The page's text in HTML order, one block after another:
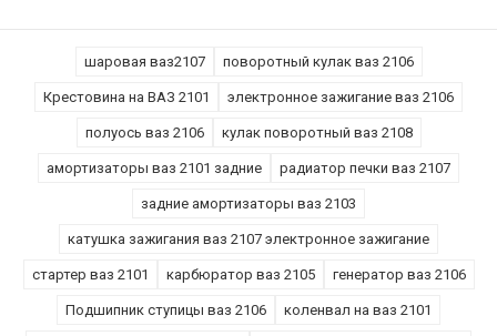
шаровая ваз2107 поворотный кулак ваз 2106
Крестовина на ВАЗ 2101 электронное зажигание ваз 2106
полуось ваз 2106 кулак поворотный ваз 2108
амортизаторы ваз 2101 задние радиатор печки ваз 2107
задние амортизаторы ваз 2103
катушка зажигания ваз 2107 электронное зажигание
стартер ваз 2101 карбюратор ваз 2105 генератор ваз 2106
Подшипник ступицы ваз 2106 коленвал на ваз 2101